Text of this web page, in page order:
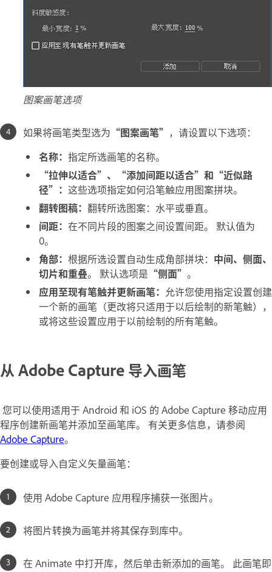
图案画笔选项
如果将画笔类型选为 “图案画笔” ，请设置以下选项：
名称： 指定所选画笔的名称。
“拉伸以适合”、“添加间距以适合”和“近似路
径”： 这些选项指定如何沿笔触应用图案拼块。
翻转图稿： 翻转所选图案：水平或垂直。
间距： 在不同片段的图案之间设置间距。 默认值为
0。
角部： 根据所选设置自动生成角部拼块： 中间、侧面、
切片和重叠。 默认选项是 “侧面” 。
应用至现有笔触并更新画笔： 允许您使用指定设置创建
一个新的画笔（更改将只适用于以后绘制的新笔触），
或将这些设置应用于以前绘制的所有笔触。
从 Adobe Capture 导入画笔
您可以使用适用于 Android 和 iOS 的 Adobe Capture 移动应用
程序创建新画笔并添加至画笔库。 有关更多信息，请参阅
Adobe Capture。
要创建或导入自定义矢量画笔：
使用 Adobe Capture 应用程序捕获一张图片。
将图片转换为画笔并将其保存到库中。
在 Animate 中打开库，然后单击新添加的画笔。 此画笔即